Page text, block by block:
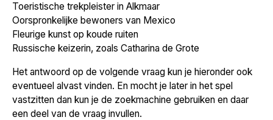
Toeristische trekpleister in Alkmaar
Oorspronkelijke bewoners van Mexico
Fleurige kunst op koude ruiten
Russische keizerin, zoals Catharina de Grote
Het antwoord op de volgende vraag kun je hieronder ook
eventueel alvast vinden. En mocht je later in het spel
vastzitten dan kun je de zoekmachine gebruiken en daar
een deel van de vraag invullen.